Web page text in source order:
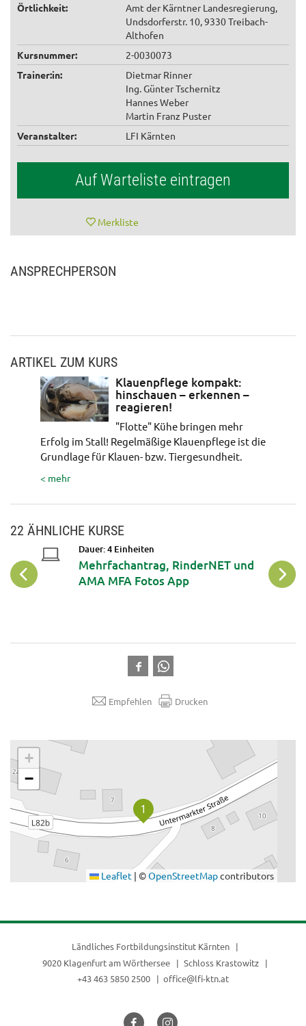
Örtlichkeit:
Amt der Kärntner Landesregierung,
Undsdorferstr. 10, 9330 Treibach-
Althofen
Kursnummer:
2-0030073
Trainer:in:
Dietmar Rinner
Ing. Günter Tschernitz
Hannes Weber
Martin Franz Puster
Veranstalter:
LFI Kärnten
Auf Warteliste eintragen
Merkliste
ANSPRECHPERSON
ARTIKEL ZUM KURS
Klauenpflege kompakt:
hinschauen – erkennen –
reagieren!
"Flotte" Kühe bringen mehr
Erfolg im Stall! Regelmäßige Klauenpflege ist die
Grundlage für Klauen- bzw. Tiergesundheit.
< mehr
22 ÄHNLICHE KURSE
Dauer: 4 Einheiten
Mehrfachantrag, RinderNET und
AMA MFA Fotos App
Empfehlen Drucken
+
−
Leaflet | ©OpenStreetMapcontributors
Ländliches Fortbildungsinstitut Kärnten
9020 Klagenfurt am Wörthersee
Schloss Krastowitz
+43 463 5850 2500
office@lfi-ktn.at